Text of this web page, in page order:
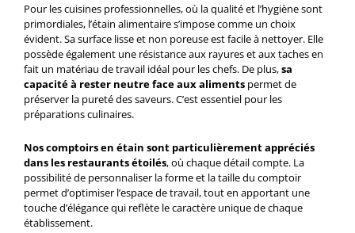
Pour les cuisines professionnelles, où la qualité et l’hygiène sont
primordiales, l’étain alimentaire s’impose comme un choix
évident. Sa surface lisse et non poreuse est facile à nettoyer. Elle
possède également une résistance aux rayures et aux taches en
fait un matériau de travail idéal pour les chefs. De plus,sa
capacité à rester neutre face aux aliments permet de
préserver la pureté des saveurs. C’est essentiel pour les
préparations culinaires.
Nos comptoirs en étain sont particulièrement appréciés
dans les restaurants étoilés, où chaque détail compte. La
possibilité de personnaliser la forme et la taille du comptoir
permet d’optimiser l’espace de travail, tout en apportant une
touche d’élégance qui reflète le caractère unique de chaque
établissement.